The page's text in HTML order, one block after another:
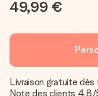
49,99 €
Livraison gratuite
Note des clients 4,8/